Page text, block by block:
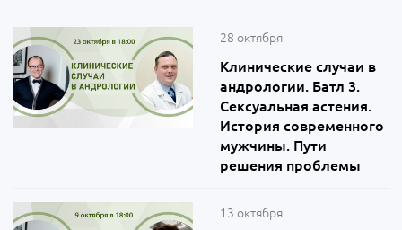
28 октября
Клинические случаи в
андрологии. Батл 3.
Сексуальная астения.
История современного
мужчины. Пути
решения проблемы
13 октября